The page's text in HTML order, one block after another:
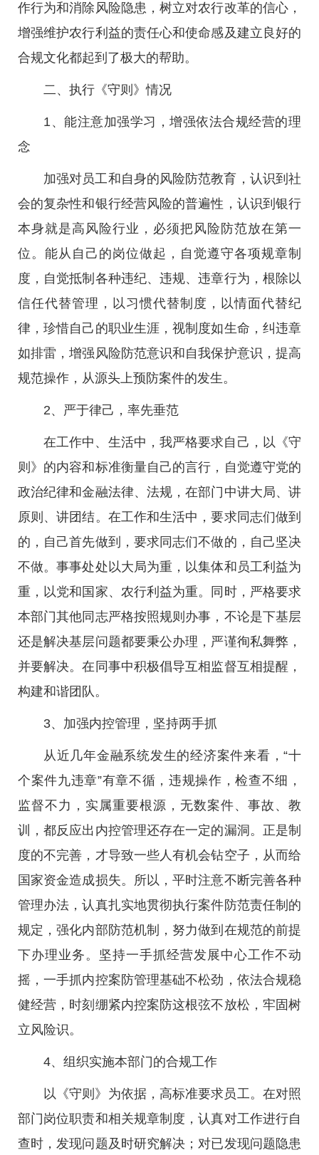
作行为和消除风险隐患，树立对农行改革的信心，
增强维护农行利益的责任心和使命感及建立良好的
合规文化都起到了极大的帮助。
二、执行《守则》情况
1、能注意加强学习，增强依法合规经营的理
念
加强对员工和自身的风险防范教育，认识到社
会的复杂性和银行经营风险的普遍性，认识到银行
本身就是高风险行业，必须把风险防范放在第一
位。能从自己的岗位做起，自觉遵守各项规章制
度，自觉抵制各种违纪、违规、违章行为，根除以
信任代替管理，以习惯代替制度，以情面代替纪
律，珍惜自己的职业生涯，视制度如生命，纠违章
如排雷，增强风险防范意识和自我保护意识，提高
规范操作，从源头上预防案件的发生。
2、严于律己，率先垂范
在工作中、生活中，我严格要求自己，以《守
则》的内容和标准衡量自己的言行，自觉遵守党的
政治纪律和金融法律、法规，在部门中讲大局、讲
原则、讲团结。在工作和生活中，要求同志们做到
的，自己首先做到，要求同志们不做的，自己坚决
不做。事事处处以大局为重，以集体和员工利益为
重，以党和国家、农行利益为重。同时，严格要求
本部门其他同志严格按照规则办事，不论是下基层
还是解决基层问题都要秉公办理，严谨徇私舞弊，
并要解决。在同事中积极倡导互相监督互相提醒，
构建和谐团队。
3、加强内控管理，坚持两手抓
从近几年金融系统发生的经济案件来看，“十
个案件九违章”有章不循，违规操作，检查不细，
监督不力，实属重要根源，无数案件、事故、教
训，都反应出内控管理还存在一定的漏洞。正是制
度的不完善，才导致一些人有机会钻空子，从而给
国家资金造成损失。所以，平时注意不断完善各种
管理办法，认真扎实地贯彻执行案件防范责任制的
规定，强化内部防范机制，努力做到在规范的前提
下办理业务。坚持一手抓经营发展中心工作不动
摇，一手抓内控案防管理基础不松劲，依法合规稳
健经营，时刻绷紧内控案防这根弦不放松，牢固树
立风险识。
4、组织实施本部门的合规工作
以《守则》为依据，高标准要求员工。在对照
部门岗位职责和相关规章制度，认真对工作进行自
查时，发现问题及时研究解决；对已发现问题隐患